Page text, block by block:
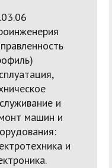
и
машин и
и